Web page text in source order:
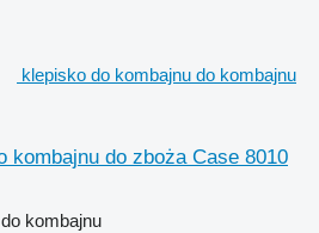
klepisko do kombajnu do kombajnu
kombajnu do zboża Case 8010
kombajnu